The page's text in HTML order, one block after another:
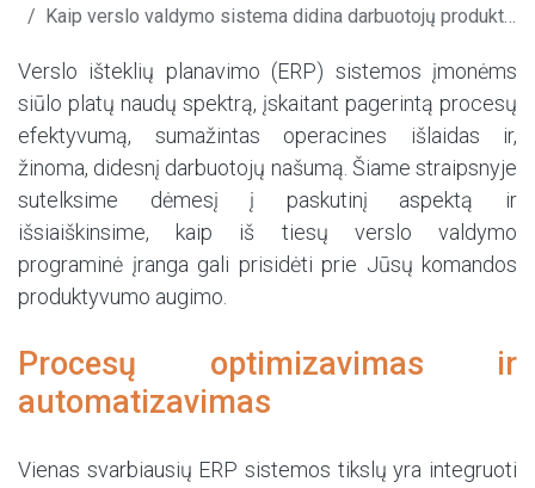
Kaip verslo valdymo sistema didina darbuotojų produktyvumą?
Verslo išteklių planavimo (ERP) sistemos įmonėms
siūlo platų naudų spektrą, įskaitant pagerintą procesų
efektyvumą, sumažintas operacines išlaidas ir,
žinoma, didesnį darbuotojų našumą. Šiame straipsnyje
sutelksime dėmesį į paskutinį aspektą ir
išsiaiškinsime, kaip iš tiesų verslo valdymo
programinė įranga gali prisidėti prie Jūsų komandos
produktyvumo augimo.
Procesų optimizavimas ir
automatizavimas
Vienas svarbiausių ERP sistemos tikslų yra integruoti